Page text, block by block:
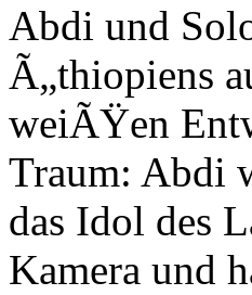
Abdi und
Ã„thiopiens
weiÃŸen
Traum: Abdi
das Idol des
Kamera und